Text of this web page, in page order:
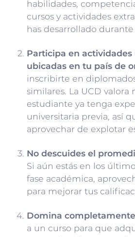
habilidades,
cursos y actividades
has desarrollado
Participa en
ubicadas en tu país de
inscribirte en
similares. La UCD valora
estudiante ya tenga
universitaria previa, así
aprovechar de explotar
No descuides el
Si aún estás en los
fase académica,
para mejorar tus
Domina
a un curso para que